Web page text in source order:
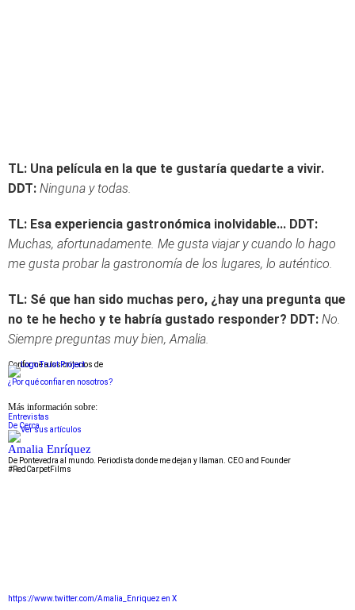
TL: Una película en la que te gustaría quedarte a vivir.
DDT: Ninguna y todas.
TL: Esa experiencia gastronómica inolvidable... DDT:
Muchas, afortunadamente. Me gusta viajar y cuando lo hago
me gusta probar la gastronomía de los lugares, lo auténtico.
TL: Sé que han sido muchas pero, ¿hay una pregunta que
no te he hecho y te habría gustado responder? DDT: No.
Siempre preguntas muy bien, Amalia.
Conforme a los criterios de
¿Por qué confiar en nosotros?
Más información sobre:
Entrevistas
De Cerca
Amalia Enríquez
De Pontevedra al mundo. Periodista donde me dejan y llaman. CEO and Founder
#RedCarpetFilms
https://www.twitter.com/Amalia_Enriquez en X